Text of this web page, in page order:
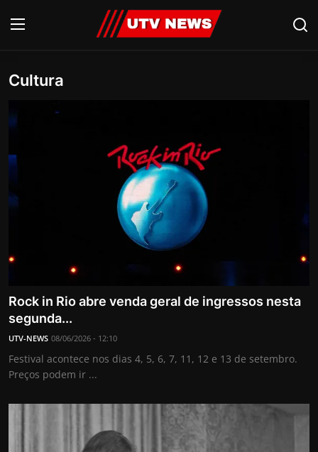
PIRACICABA
CAMPINAS
LIMEIRA
Economia
Cultura
Internacional
APOIE
Educação
Cultura
Rock in Rio abre venda geral de ingressos nesta
segunda...
UTV-NEWS 08/06/2026 - 12:10
Festival acontece nos dias 4, 5, 6, 7, 11, 12 e 13 de setembro.
Preços podem ir ...